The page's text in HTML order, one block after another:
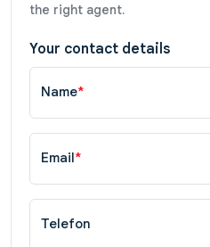
the right agent.
Your contact details
Name*
Email*
Telefon